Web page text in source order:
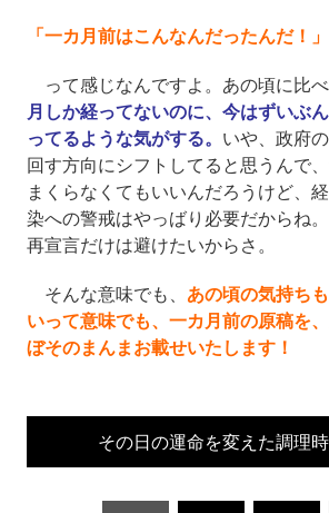
「一カ月前はこんなんだったんだ！」
って感じなんですよ。あの頃に比べ
月しか経ってないのに、今はずいぶ
ってるような気がする。 いや、政府
回す方向にシフトしてると思うんで
まくらなくてもいいんだろうけど、
染への警戒はやっばり必要だからね
再宣言だけは避けたいからさ。
そんな意味でも、 あの頃の気持ち
いって意味でも、一カ月前の原稿を
ぼそのまんまお載せいたします！
その日の運命を変えた調理時